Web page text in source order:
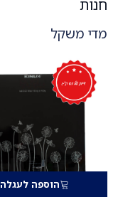
חנות
מדי משקל
הוספה לעגלה